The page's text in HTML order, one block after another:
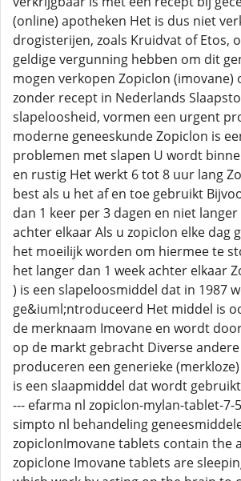
(online) apotheken Het is dus niet
drogisterijen, zoals Kruidvat of Etos,
geldige vergunning hebben om dit
mogen verkopen Zopiclon (imovane)
zonder recept in Nederlands
slapeloosheid, vormen een urgent
moderne geneeskunde Zopiclon is
problemen met slapen U wordt
en rustig Het werkt 6 tot 8 uur lang
best als u het af en toe gebruikt
dan 1 keer per 3 dagen en niet langer
achter elkaar Als u zopiclon elke dag
het moeilijk worden om hiermee te
het langer dan 1 week achter elkaar
) is een slapeloosmiddel dat in 1987
ge&iuml;ntroduceerd Het middel is
de merknaam Imovane en wordt
op de markt gebracht Diverse
produceren een generieke
is een slaapmiddel dat wordt
--- efarma nl zopiclon-mylan-tablet-7-
simpto nl behandeling
zopiclonImovane tablets contain the
zopiclone Imovane tablets are